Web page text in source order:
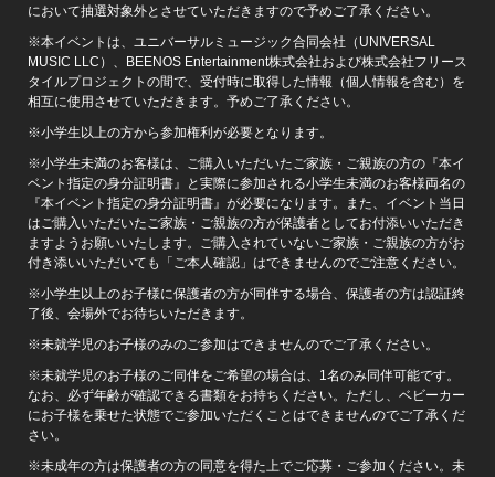
において抽選対象外とさせていただきますので予めご了承ください。
※本イベントは、ユニバーサルミュージック合同会社（UNIVERSAL
MUSIC LLC）、BEENOS Entertainment株式会社および株式会社フリース
タイルプロジェクトの間で、受付時に取得した情報（個人情報を含む）を
相互に使用させていただきます。予めご了承ください。
※小学生以上の方から参加権利が必要となります。
※小学生未満のお客様は、ご購入いただいたご家族・ご親族の方の『本イ
ベント指定の身分証明書』と実際に参加される小学生未満のお客様両名の
『本イベント指定の身分証明書』が必要になります。また、イベント当日
はご購入いただいたご家族・ご親族の方が保護者としてお付添いいただき
ますようお願いいたします。ご購入されていないご家族・ご親族の方がお
付き添いいただいても「ご本人確認」はできませんのでご注意ください。
※小学生以上のお子様に保護者の方が同伴する場合、保護者の方は認証終
了後、会場外でお待ちいただきます。
※未就学児のお子様のみのご参加はできませんのでご了承ください。
※未就学児のお子様のご同伴をご希望の場合は、1名のみ同伴可能です。
なお、必ず年齢が確認できる書類をお持ちください。ただし、ベビーカー
にお子様を乗せた状態でご参加いただくことはできませんのでご了承くだ
さい。
※未成年の方は保護者の方の同意を得た上でご応募・ご参加ください。未